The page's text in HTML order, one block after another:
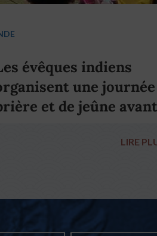
évêques indiens
une journée
et de jeûne
LIRE